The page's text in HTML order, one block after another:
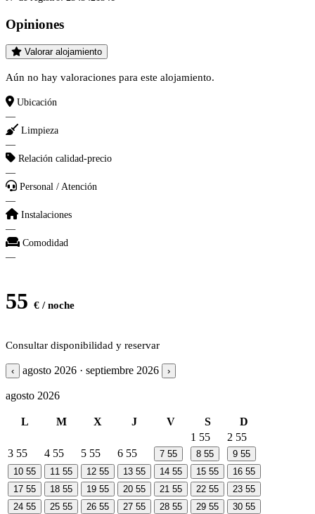
Opiniones
Valorar alojamiento
Aún no hay valoraciones para este alojamiento.
Ubicación
—
Limpieza
—
Relación calidad-precio
—
Personal / Atención
—
Instalaciones
—
Comodidad
—
55 € / noche
Consultar disponibilidad y reservar
‹ agosto 2026 · septiembre 2026 ›
agosto 2026
L M X J V S
D
1 55 2 55
3 55 4 55 5 55 6 55 7 55 8 55 9 55
10 55 11 55 12 55 13 55 14 55 15 55 16 55
17 55 18 55 19 55 20 55 21 55 22 55 23 55
24 55 25 55 26 55 27 55 28 55 29 55 30 55